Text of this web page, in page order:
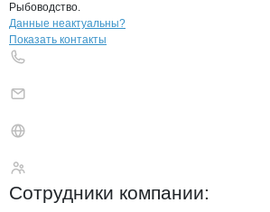
Рыбоводство.
Контактыкомпании
+7(800)000-00-..
Данные неактуальны?
Показать контакты
Сотрудники компании: